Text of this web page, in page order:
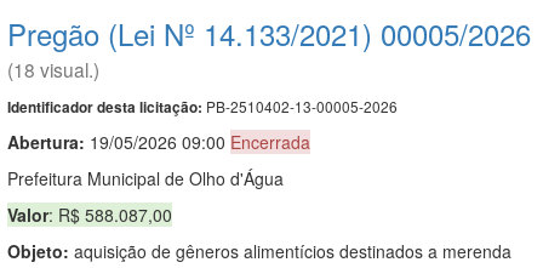
Pregão (Lei Nº 14.133/2021) 00005/2026
(18 visual.)
Identificador desta licitação: PB-2510402-13-00005-2026
Abertura: 19/05/2026 09:00 Encerrada
Prefeitura Municipal de Olho d'Água
Valor: R$ 588.087,00
Objeto: aquisição de gêneros alimentícios destinados a merenda